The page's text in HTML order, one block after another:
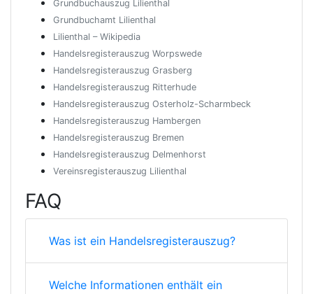
Grundbuchauszug Lilienthal
Grundbuchamt Lilienthal
Lilienthal – Wikipedia
Handelsregisterauszug Worpswede
Handelsregisterauszug Grasberg
Handelsregisterauszug Ritterhude
Handelsregisterauszug Osterholz-Scharmbeck
Handelsregisterauszug Hambergen
Handelsregisterauszug Bremen
Handelsregisterauszug Delmenhorst
Vereinsregisterauszug Lilienthal
FAQ
Was ist ein Handelsregisterauszug?
Welche Informationen enthält ein